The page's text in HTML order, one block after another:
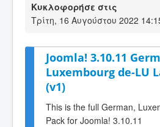
Κυκλοφορήσε στις
Τρίτη, 16 Αυγούστου 2022
Joomla! 3.10.11
Luxembourg de-LU
(v1)
This is the full German,
Pack for Joomla! 3.10.11